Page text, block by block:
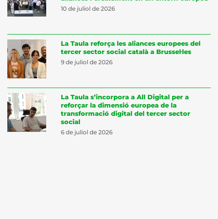
10 de juliol de 2026
La Taula reforça les aliances europees del
tercer sector social català a Brussel·les
9 de juliol de 2026
La Taula s’incorpora a All Digital per a
reforçar la dimensió europea de la
transformació digital del tercer sector
social
6 de juliol de 2026